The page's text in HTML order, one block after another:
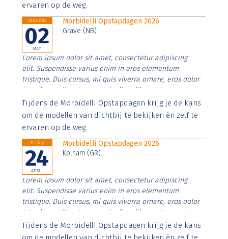
ervaren op de weg.
Saturday
02
MAY
Morbidelli Opstapdagen 2026
Grave (NB)
Lorem ipsum dolor sit amet, consectetur adipiscing
elit. Suspendisse varius enim in eros elementum
tristique. Duis cursus, mi quis viverra ornare, eros dolor
interdum nulla, ut commodo diam libero vitae erat.
Aenean faucibus nibh et justo cursus id rutrum lorem
imperdiet. Nunc ut sem vitae risus tristique posuere.
Tijdens de Morbidelli Opstapdagen krijg je de kans
om de modellen van dichtbij te bekijken én zelf te
ervaren op de weg.
Friday
24
APRIL
Morbidelli Opstapdagen 2026
Kolham (GR)
Lorem ipsum dolor sit amet, consectetur adipiscing
elit. Suspendisse varius enim in eros elementum
tristique. Duis cursus, mi quis viverra ornare, eros dolor
interdum nulla, ut commodo diam libero vitae erat.
Aenean faucibus nibh et justo cursus id rutrum lorem
imperdiet. Nunc ut sem vitae risus tristique posuere.
Tijdens de Morbidelli Opstapdagen krijg je de kans